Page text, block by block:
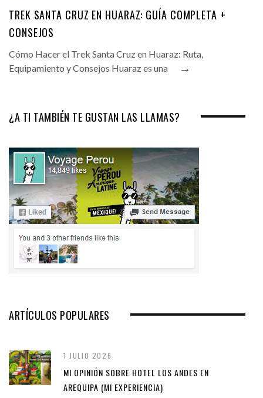
TREK SANTA CRUZ EN HUARAZ: GUÍA COMPLETA +
CONSEJOS
Cómo Hacer el Trek Santa Cruz en Huaraz: Ruta,
Equipamiento y Consejos Huaraz es una
→
¿A TI TAMBIÉN TE GUSTAN LAS LLAMAS?
ARTÍCULOS POPULARES
1 JULIO 2026
MI OPINIÓN SOBRE HOTEL LOS ANDES EN
AREQUIPA (MI EXPERIENCIA)